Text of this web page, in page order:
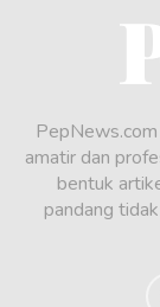
amatir dan
bentuk
pandang